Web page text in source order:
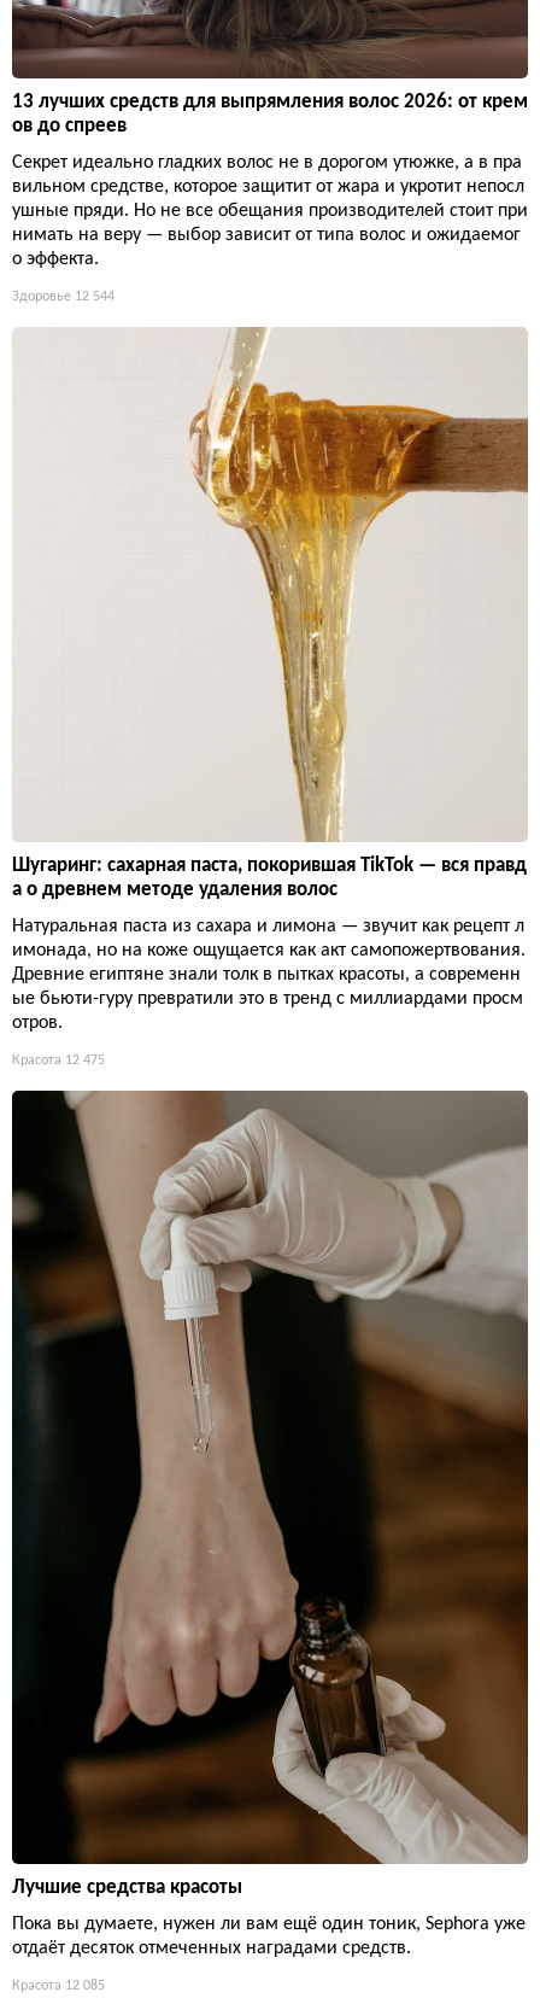
13 лучших средств для выпрямления волос 2026: от крем
ов до спреев
Секрет идеально гладких волос не в дорогом утюжке, а в пра
вильном средстве, которое защитит от жара и укротит непосл
ушные пряди. Но не все обещания производителей стоит при
нимать на веру — выбор зависит от типа волос и ожидаемог
о эффекта.
Здоровье 12 544
Шугаринг: сахарная паста, покорившая TikTok — вся правд
а о древнем методе удаления волос
Натуральная паста из сахара и лимона — звучит как рецепт л
имонада, но на коже ощущается как акт самопожертвования.
Древние египтяне знали толк в пытках красоты, а современн
ые бьюти-гуру превратили это в тренд с миллиардами просм
отров.
Красота 12 475
Лучшие средства красоты
Пока вы думаете, нужен ли вам ещё один тоник, Sephora уже
отдаёт десяток отмеченных наградами средств.
Красота 12 085